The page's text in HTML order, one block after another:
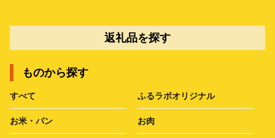
返礼品を探す
ものから探す
すべて ふるラボオリジナル
お米・パン お肉